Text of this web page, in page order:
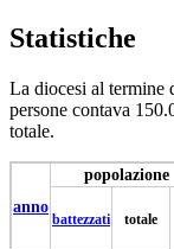
Statistiche
La diocesi al termine
persone contava
totale.
anno
popolazione
battezzati totale